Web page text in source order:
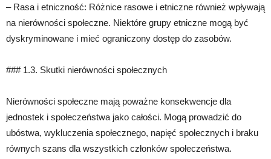
– Rasa i etniczność: Różnice rasowe i etniczne również wpływają
na nierówności społeczne. Niektóre grupy etniczne mogą być
dyskryminowane i mieć ograniczony dostęp do zasobów.
### 1.3. Skutki nierówności społecznych
Nierówności społeczne mają poważne konsekwencje dla
jednostek i społeczeństwa jako całości. Mogą prowadzić do
ubóstwa, wykluczenia społecznego, napięć społecznych i braku
równych szans dla wszystkich członków społeczeństwa.